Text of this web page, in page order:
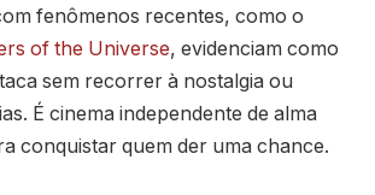
fenômenos recentes, como o
of the Universe, evidenciam como
sem recorrer à nostalgia ou
É cinema independente de alma
conquistar quem der uma chance.